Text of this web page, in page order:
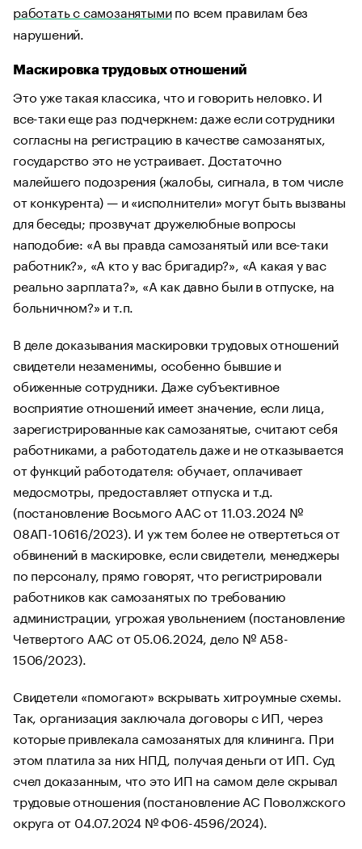
работать с самозанятымипо всем правилам без
нарушений.
Маскировка трудовых отношений
Это уже такая классика, что и говорить неловко. И
все-таки еще раз подчеркнем: даже если сотрудники
согласны на регистрацию в качестве самозанятых,
государство это не устраивает. Достаточно
малейшего подозрения (жалобы, сигнала, в том числе
от конкурента) — и «исполнители» могут быть вызваны
для беседы; прозвучат дружелюбные вопросы
наподобие: «А вы правда самозанятый или все-таки
работник?», «А кто у вас бригадир?», «А какая у вас
реально зарплата?», «А как давно были в отпуске, на
больничном?» и т.п.
В деле доказывания маскировки трудовых отношений
свидетели незаменимы, особенно бывшие и
обиженные сотрудники. Даже субъективное
восприятие отношений имеет значение, если лица,
зарегистрированные как самозанятые, считают себя
работниками, а работодатель даже и не отказывается
от функций работодателя: обучает, оплачивает
медосмотры, предоставляет отпуска и т.д.
(постановление Восьмого ААС от 11.03.2024 №
08АП-10616/2023). И уж тем более не отвертеться от
обвинений в маскировке, если свидетели, менеджеры
по персоналу, прямо говорят, что регистрировали
работников как самозанятых по требованию
администрации, угрожая увольнением (постановление
Четвертого ААС от 05.06.2024, дело № А58-
1506/2023).
Свидетели «помогают» вскрывать хитроумные схемы.
Так, организация заключала договоры с ИП, через
которые привлекала самозанятых для клининга. При
этом платила за них НПД, получая деньги от ИП. Суд
счел доказанным, что это ИП на самом деле скрывал
трудовые отношения (постановление АС Поволжского
округа от 04.07.2024 № Ф06-4596/2024).